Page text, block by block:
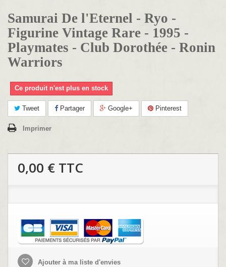
Samurai De l'Eternel - Ryo -
Figurine Vintage Rare - 1995 -
Playmates - Club Dorothée - Ronin
Warriors
Ce produit n'est plus en stock
Tweet Partager Google+ Pinterest
Imprimer
0,00 € TTC
Ajouter à ma liste d'envies